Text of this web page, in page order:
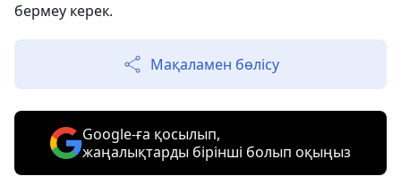
бермеу керек.
Мақаламен бөлісу
Google-ға қосылып,
жаңалықтарды бірінші болып оқыңыз